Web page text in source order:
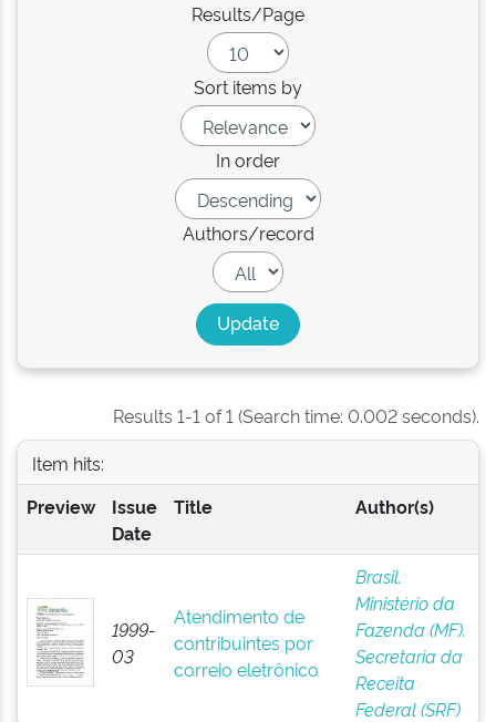
Results/Page
Sort items by
In order
Authors/record
Results 1-1 of 1 (Search time: 0.002 seconds).
Item hits:
Preview
Issue
Date
Title Author(s)
1999-
03
Atendimento de
contribuintes por
correio eletrônico
Brasil.
Ministério da
Fazenda (MF).
Secretaria da
Receita
Federal (SRF)